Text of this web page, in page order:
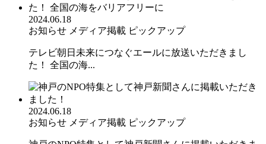
2024.06.18
お知らせ メディア掲載 ピックアップ
テレビ朝日未来につなぐエールに放送いただきまし
た！ 全国の海...
2024.06.18
お知らせ メディア掲載 ピックアップ